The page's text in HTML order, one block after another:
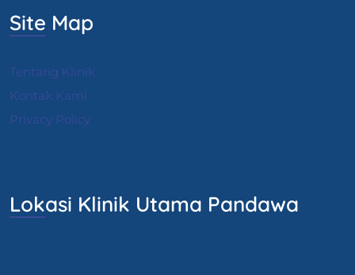
Site Map
Tentang Klinik
Kontak Kami
Privacy Policy
Lokasi Klinik Utama Pandawa